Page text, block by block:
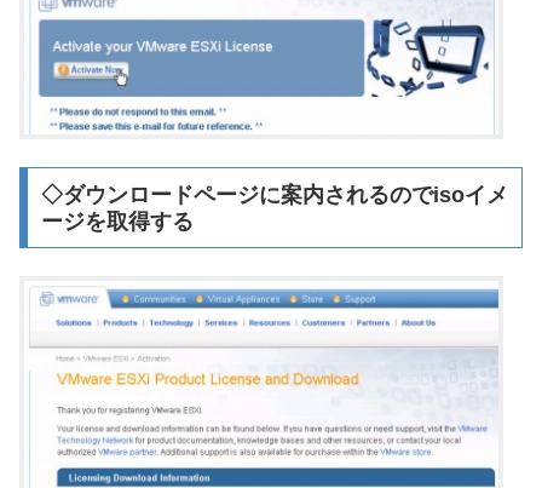
◇ダウンロードページに案内されるのでisoイメ
ージを取得する